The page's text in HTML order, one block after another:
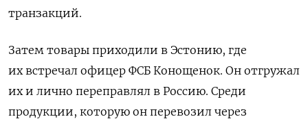
транзакций.
Затем товары приходили в Эстонию, где
их встречал офицер ФСБ Конощенок. Он отгружал
их и лично переправлял в Россию. Среди
продукции, которую он перевозил через